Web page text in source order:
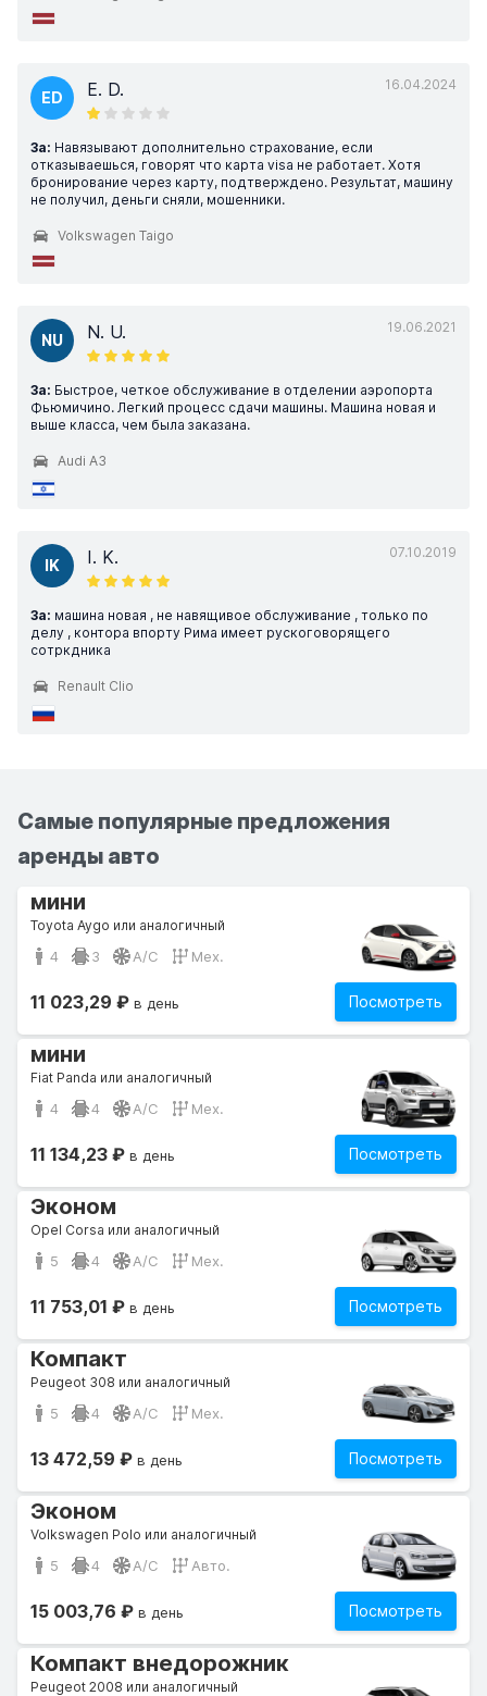
16.04.2024
ED E. D.
За: Навязывают дополнительно страхование, если
отказываешься, говорят что карта visa не работает. Хотя
бронирование через карту, подтверждено. Результат, машину
не получил, деньги сняли, мошенники.
Volkswagen Taigo
19.06.2021
NU N. U.
За: Быстрое, четкое обслуживание в отделении аэропорта
Фьюмичино. Легкий процесс сдачи машины. Машина новая и
выше класса, чем была заказана.
Audi A3
07.10.2019
IK I. K.
За: машина новая , не навящивое обслуживание , только по
делу , контора впорту Рима имеет рускоговорящего
сотркдника
Renault Clio
Самые популярные предложения
аренды авто
мини
Toyota Aygo или аналогичный
4 3 A/C Мех.
Посмотреть
11 023,29 ₽ в день
мини
Fiat Panda или аналогичный
4 4 A/C Мех.
Посмотреть
11 134,23 ₽ в день
Эконом
Opel Corsa или аналогичный
5 4 A/C Мех.
Посмотреть
11 753,01 ₽ в день
Компакт
Peugeot 308 или аналогичный
5 4 A/C Мех.
Посмотреть
13 472,59 ₽ в день
Эконом
Volkswagen Polo или аналогичный
5 4 A/C Авто.
Посмотреть
15 003,76 ₽ в день
Компакт внедорожник
Peugeot 2008 или аналогичный